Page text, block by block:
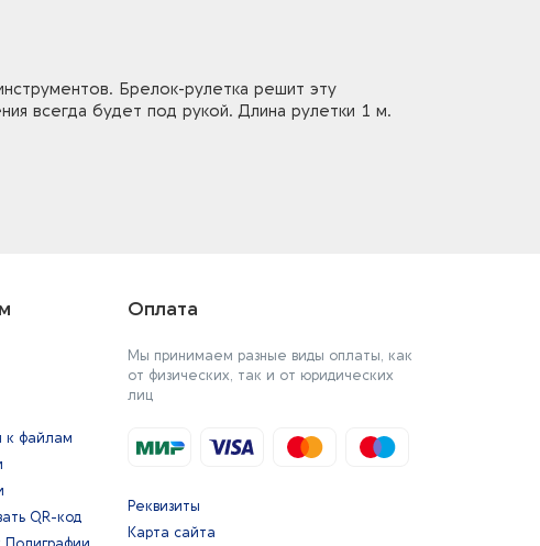
Брелок-рулетка решит эту
всегда будет под рукой. Длина рулетки 1 м.
к файлам
QR-код
Оплата
Мы принимаем разные виды оплаты, как
от физических, так и от юридических
лиц
Реквизиты
Карта сайта